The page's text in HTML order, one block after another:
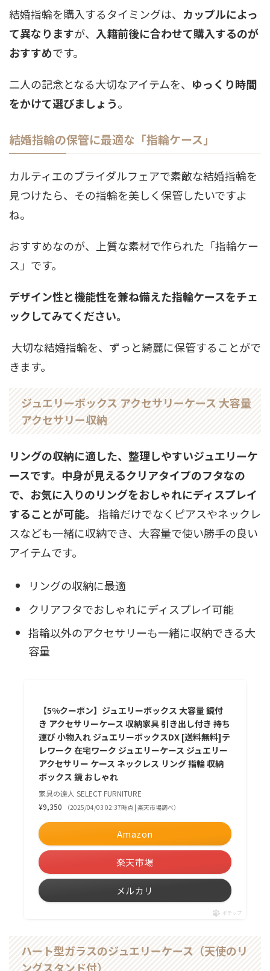
結婚指輪を購入するタイミングは、 カップルによっ
て異なりますが、 入籍前後に合わせて購入するのが
おすすめです。
二人の記念となる大切なアイテムを、 ゆっくり時間
をかけて選びましょう。
結婚指輪の保管に最適な「指輪ケース」
カルティエのブライダルフェアで素敵な結婚指輪を
見つけたら、その指輪を美しく保管したいですよ
ね。
おすすめなのが、上質な素材で作られた「指輪ケー
ス」です。
デザイン性と機能性を兼ね備えた指輪ケースをチェ
ックしてみてください。
大切な結婚指輪を、ずっと綺麗に保管することがで
きます。
ジュエリーボックス アクセサリーケース 大容量
アクセサリー収納
リングの収納に適した、整理しやすいジュエリーケ
ースです。中身が見えるクリアタイプのフタなの
で、お気に入りのリングをおしゃれにディスプレイ
することが可能。 指輪だけでなくピアスやネックレ
スなども一緒に収納でき、大容量で使い勝手の良い
アイテムです。
リングの収納に最適
クリアフタでおしゃれにディスプレイ可能
指輪以外のアクセサリーも一緒に収納できる大
容量
【5%クーポン】ジュエリーボックス 大容量 鏡付
き アクセサリーケース 収納家具 引き出し付き 持ち
運び 小物入れ ジュエリーボックスDX [送料無料]テ
レワーク 在宅ワーク ジュエリーケース ジュエリー
アクセサリー ケース ネックレス リング 指輪 収納
ボックス 鏡 おしゃれ
家具の達人 SELECT FURNITURE
¥9,350
（2025/04/03 02:37時点 | 楽天市場調べ）
Amazon
楽天市場
メルカリ
ポチップ
ハート型ガラスのジュエリーケース（天使のリ
ングスタンド付）